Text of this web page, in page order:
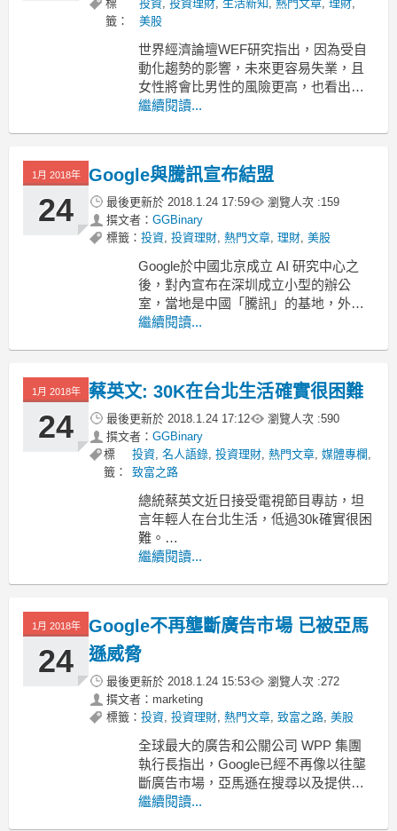
標
籤：
投資,投資理財,生活新知 ,熱門文章,理財,
美股
世界經濟論壇WEF研究指出，因為受自
動化趨勢的影響，未來更容易失業，且
女性將會比男性的風險更高，也看出不
評等現象日益嚴重。
圖片擷取自網路。
這項研究顯示，未來 8 年內，約有 140
有 57% 的工作，是由女性負責。這些面
臨失業風
繼續閱讀...
1月 2018年
24
Google與騰訊宣布結盟
最後更新於 2018.1.24 17:59 瀏覽人次 :159
撰文者： GGBinary
標籤： 投資, 投資理財, 熱門文章, 理財, 美股
Google於中國北京成立 AI 研究中心之
後，對內宣布在深圳成立小型的辦公
室，當地是中國「騰訊」的基地，外界
已對兩間公司的合作有猜測，而就在近
2010年Google退出中國市場，中國都是
百度搜尋的天下，2011年騰訊拓展微信
（Wechat）
繼續閱讀...
1月 2018年
24
蔡英文: 30K在台北生活確實很困難
最後更新於 2018.1.24 17:12 瀏覽人次 :590
撰文者： GGBinary
標
籤：
投資,名人語錄,投資理財,熱門文章,媒體專欄 ,
致富之路
總統蔡英文近日接受電視節目專訪，坦
言年輕人在台北生活，低過30k確實很困
難。
圖片擷取自網路。
蔡英文表示，她常常碰到一些年輕人，
是基本的生活花費，「低過三萬塊來
講，他在台北生活確實是很困難，除非
他的父母本來就住在台北市，他跟他父
母住。」
繼續閱讀...
1月 2018年
24
Google不再壟斷廣告市場 已被亞馬
遜威脅
最後更新於 2018.1.24 15:53 瀏覽人次 :272
撰文者：marketing
標籤： 投資, 投資理財, 熱門文章, 致富之路, 美股
全球最大的廣告和公關公司 WPP 集團
執行長指出，Google已經不再像以往壟
斷廣告市場，亞馬遜在搜尋以及提供廣
告平台部份，已經威脅到Google。
繼續閱讀...